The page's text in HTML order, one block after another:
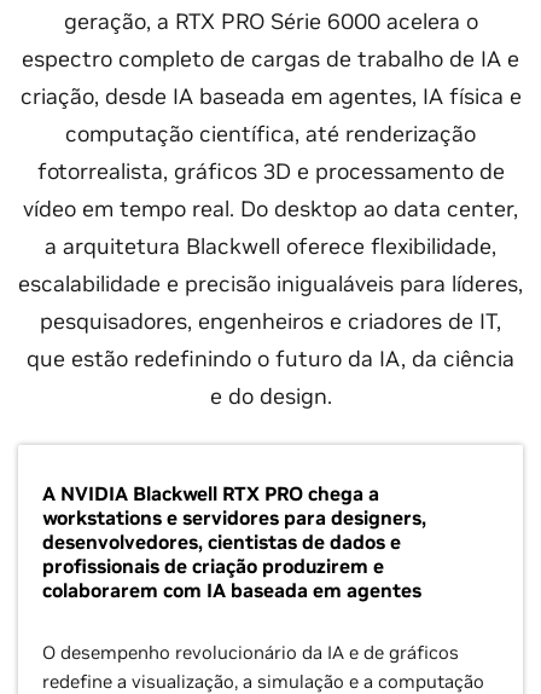
geração, a RTX PRO Série 6000 acelera o
espectro completo de cargas de trabalho de IA e
criação, desde IA baseada em agentes, IA física e
computação científica, até renderização
fotorrealista, gráficos 3D e processamento de
vídeo em tempo real. Do desktop ao data center,
a arquitetura Blackwell oferece flexibilidade,
escalabilidade e precisão inigualáveis para líderes,
pesquisadores, engenheiros e criadores de IT,
que estão redefinindo o futuro da IA, da ciência
e do design.
A NVIDIA Blackwell RTX PRO chega a
workstations e servidores para designers,
desenvolvedores, cientistas de dados e
profissionais de criação produzirem e
colaborarem com IA baseada em agentes
O desempenho revolucionário da IA e de gráficos
redefine a visualização, a simulação e a computação